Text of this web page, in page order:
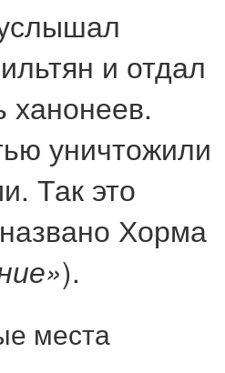
и отдал
ханонеев.
уничтожили
Так это
Хорма
).
места